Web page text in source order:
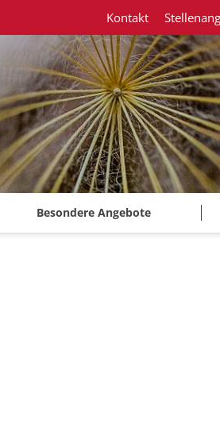
Besondere Angebote
Kontakt